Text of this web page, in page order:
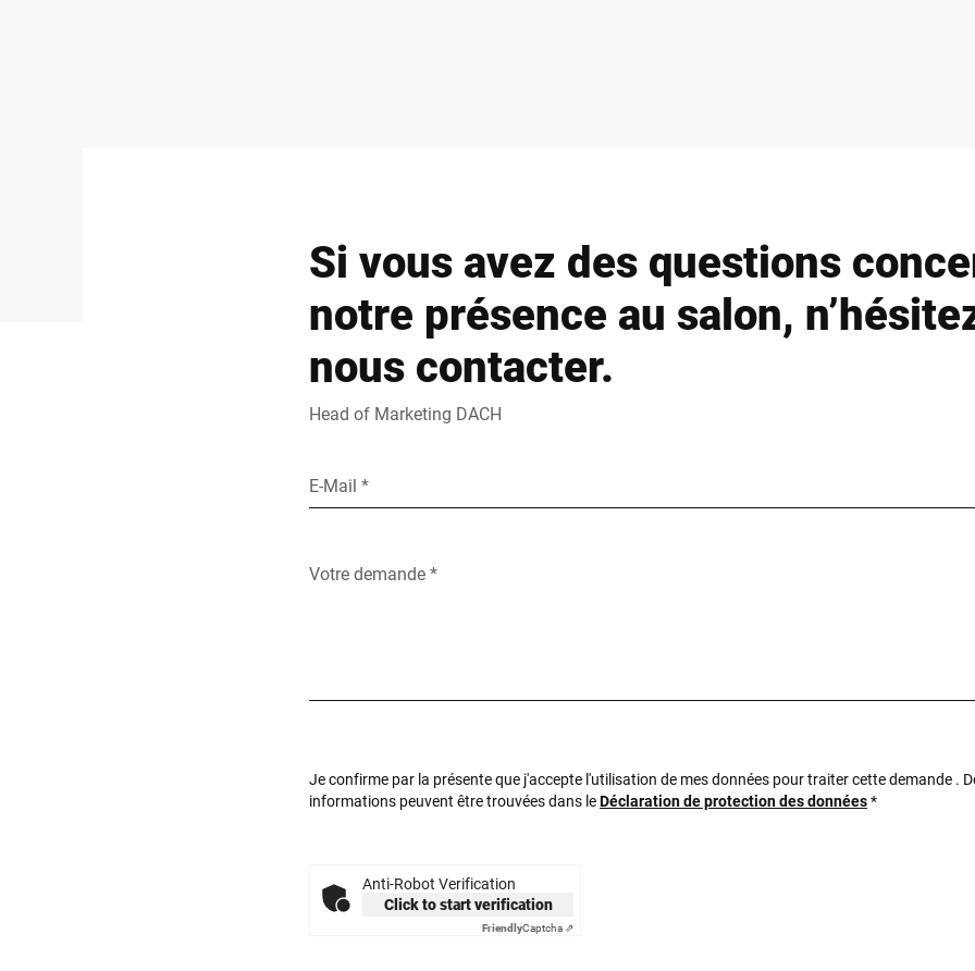
Si vous avez des questions
notre présence au salon,
nous contacter.
Head of Marketing DACH
E-Mail *
Votre demande *
Je confirme par la présente que j'accepte l'utilisation de mes données pour traiter cette demande .
informations peuvent être trouvées dans leDéclaration de protection des données*
Anti-Robot Verification
Click to start verification
FriendlyCaptcha ⇗